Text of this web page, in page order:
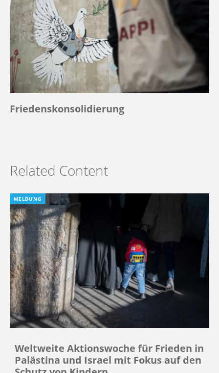
Friedenskonsolidierung
Related Content
MELDUNG
Weltweite Aktionswoche für Frieden in
Palästina und Israel mit Fokus auf den